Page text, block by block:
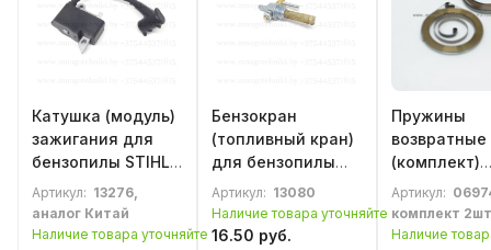
Катушка (модуль)
зажигания для
бензопилы STIHL
MS 270, 280
(11334001350)
Артикул: 13276,
аналог Китай
Наличие товара уточняйте
Бензокран
(топливный кран)
для бензопилы
Дружба, Урал с
сеткой
Артикул: 13080
Наличие товара уточняйте
16.50 руб.
Пружины
возвратные
(комплект)
стартера с
пуском
бензопилы
Артикул:
комплект
Наличие